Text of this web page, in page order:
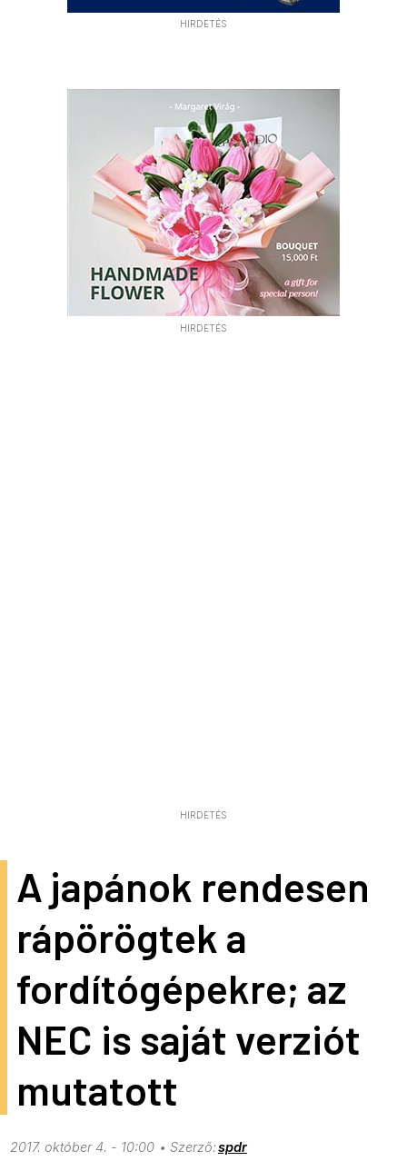
HIRDETÉS
HIRDETÉS
HIRDETÉS
A japánok rendesen
rápörögtek a
fordítógépekre; az
NEC is saját verziót
mutatott
2017. október 4. - 10:00 spdr